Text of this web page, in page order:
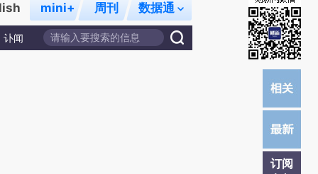
mini+ 周刊 数据通
讣闻
订阅